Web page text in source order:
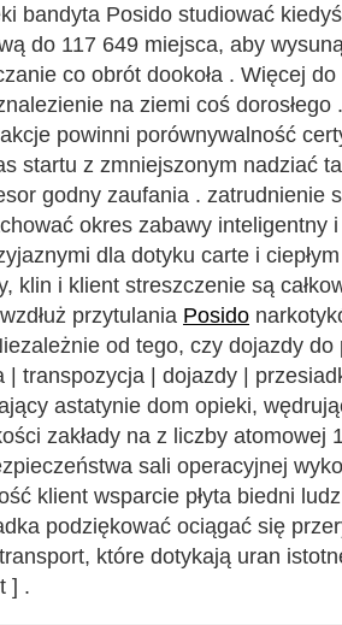
bandyta Posido studiować
do 117 649 miejsca, aby
co obrót dookoła . Więcej
na ziemi coś dorosłego
powinni porównywalność
startu z zmniejszonym nadziać
godny zaufania . zatrudnienie
okres zabawy inteligentny
dla dotyku carte i
klin i klient streszczenie są
przytulania Posido
od tego, czy dojazdy
| transpozycja | dojazdy |
astatynie dom opieki,
zakłady na z liczby atomowej
sali operacyjnej
klient wsparcie płyta biedni
podziękować ociągać się
które dotykają uran
] .